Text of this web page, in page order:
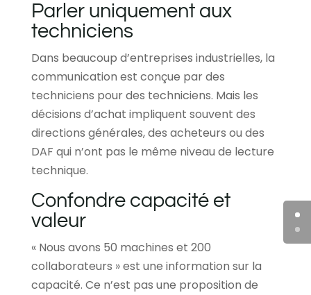
Parler uniquement aux
techniciens
Dans beaucoup d’entreprises industrielles, la
communication est conçue par des
techniciens pour des techniciens. Mais les
décisions d’achat impliquent souvent des
directions générales, des acheteurs ou des
DAF qui n’ont pas le même niveau de lecture
technique.
Confondre capacité et
valeur
« Nous avons 50 machines et 200
collaborateurs » est une information sur la
capacité. Ce n’est pas une proposition de